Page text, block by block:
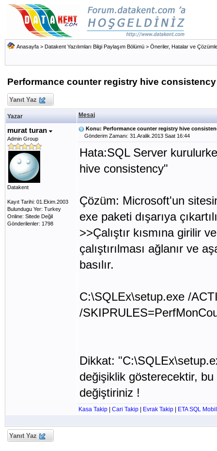
Anasayfa > Datakent Yazılımları Bilgi Paylaşım Bölümü > Öneriler, Hatalar ve
Performance counter registry hive consistency
Yanıt Yaz
Yazar Mesaj
murat turan
Admin Group
Datakent
Kayıt Tarihi: 01.Ekim.2003
Bulundugu Yer: Turkey
Online: Sitede Değil
Gönderilenler: 1798
Konu: Performance counter registry hive
Gönderim Zamanı: 31.Aralik.2013 Saat 16:44
Hata:SQL Server
hive consistency"
Çözüm: Microsoft'un
exe paketi dışarıya
>>Çalıştır kısmına girilir
çalıştırılması ağlanır ve
basılır.
C:\SQLEx\setup.exe /
/
Dikkat:
değişiklik gösterecektir, bu
değiştiriniz !
Kasa Takip Cari Takip Evrak Takip ETA SQL Mobil
Yanıt Yaz